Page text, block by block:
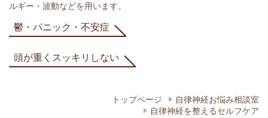
ルギー・波動などを用います。
鬱・パニック・不安症
頭が重くスッキリしない
トップページ
自律神経お悩み相談室
自律神経を整えるセルフケア